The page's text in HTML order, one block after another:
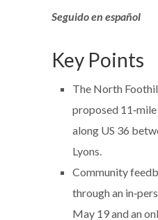
Seguido en español
Key Points
The North
proposed
along US 36
Lyons.
Community
through an
May 19 and an